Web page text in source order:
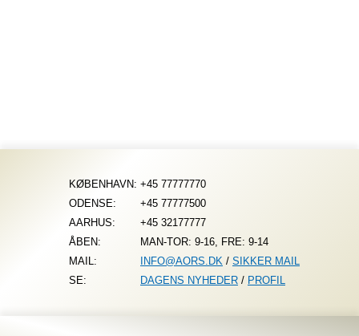
KØBENHAVN: +45 77777770
ODENSE:
+45 77777500
AARHUS:
+45 32177777
ÅBEN:
MAN-TOR: 9-16, FRE: 9-14
MAIL:
INFO@AORS.DK / SIKKER MAIL
SE:
DAGENS NYHEDER / PROFIL